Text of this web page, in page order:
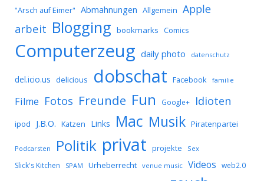
"Arsch auf Eimer" Abmahnungen Allgemein Apple
arbeit Blogging bookmarks Comics
Computerzeug daily photo datenschutz
del.icio.us delicious dobschat Facebook familie
Filme Fotos Freunde Fun Google+ Idioten
ipod J.B.O. Katzen Links Mac Musik Piratenpartei
Podcarsten Politik privat projekte Sex
Slick's Kitchen SPAM Urheberrecht venue music Videos web2.0